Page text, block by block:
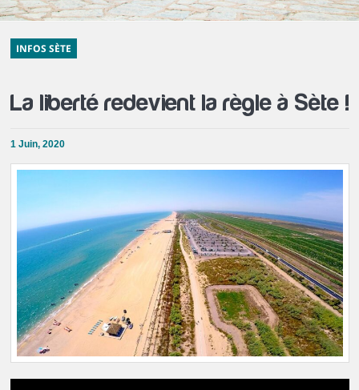
INFOS SÈTE
La liberté redevient la règle à Sète !
1 Juin, 2020